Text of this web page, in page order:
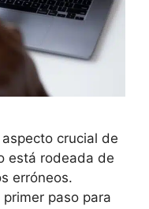
crucial de
está rodeada de
erróneos.
paso para